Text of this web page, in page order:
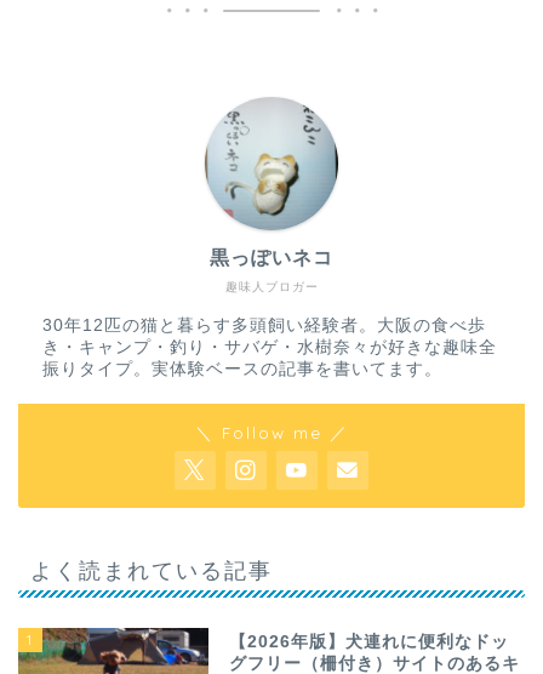
趣味人ブロガー
黒っぽいネコ
30年12匹の猫と暮らす多頭飼い経験者。大阪の食べ歩
き・キャンプ・釣り・サバゲ・水樹奈々が好きな趣味全
振りタイプ。実体験ベースの記事を書いてます。
＼ Follow me ／
よく読まれている記事
1
【2026年版】犬連れに便利なドッ
グフリー（柵付き）サイトのあるキ